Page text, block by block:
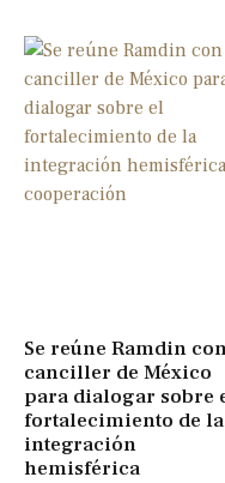
Se reúne Ramdin
canciller de México
para dialogar sobre
fortalecimiento de la
integración
hemisférica